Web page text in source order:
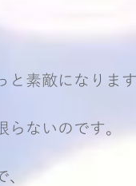
と素敵になりま
ないのです。